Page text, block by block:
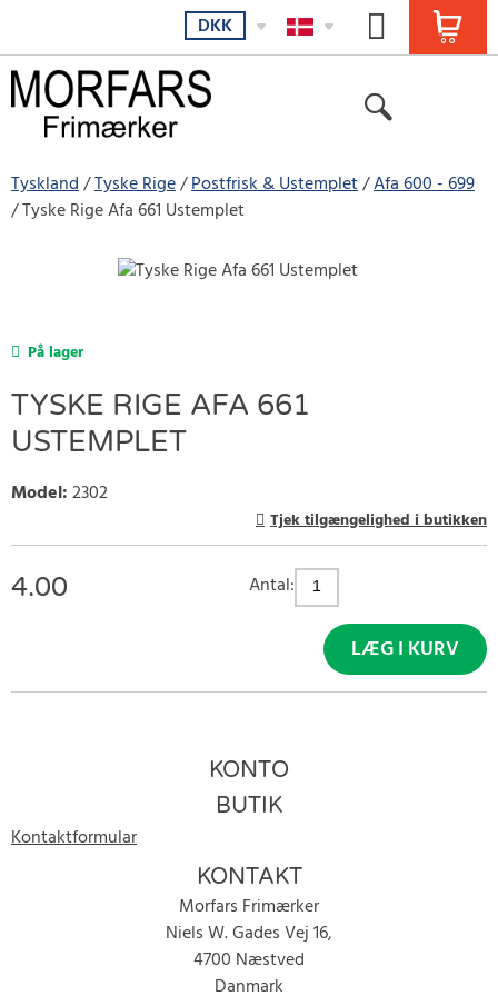
DKK
Tyskland Tyske Rige Postfrisk & Ustemplet Afa 600 - 699
Tyske Rige Afa 661 Ustemplet
På lager
TYSKE RIGE AFA 661
USTEMPLET
Model:2302
Tjek tilgængelighed i butikken
4.00 Antal:
LÆG I KURV
KONTO
BUTIK
Kontaktformular
KONTAKT
Morfars Frimærker
Niels W. Gades Vej 16,
4700 Næstved
Danmark